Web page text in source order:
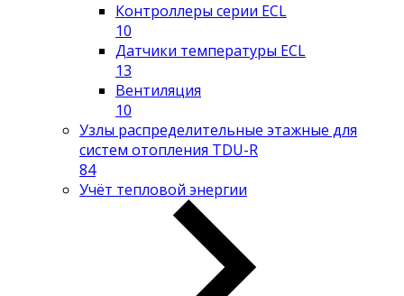
Контроллеры серии ECL
10
Датчики температуры ECL
13
Вентиляция
10
Узлы распределительные этажные для
систем отопления TDU-R
84
Учёт тепловой энергии